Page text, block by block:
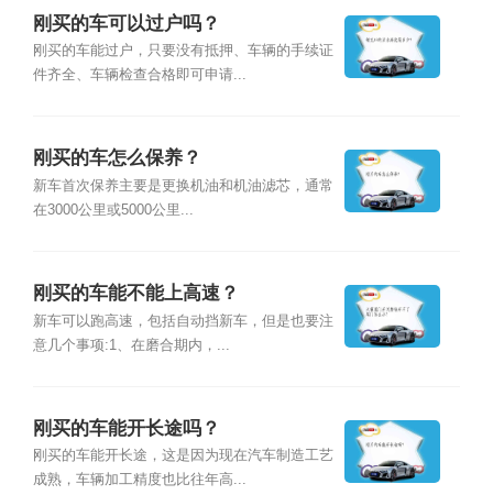
刚买的车可以过户吗？
刚买的车能过户，只要没有抵押、车辆的手续证
件齐全、车辆检查合格即可申请...
刚买的车怎么保养？
新车首次保养主要是更换机油和机油滤芯，通常
在3000公里或5000公里...
刚买的车能不能上高速？
新车可以跑高速，包括自动挡新车，但是也要注
意几个事项:1、在磨合期内，...
刚买的车能开长途吗？
刚买的车能开长途，这是因为现在汽车制造工艺
成熟，车辆加工精度也比往年高...